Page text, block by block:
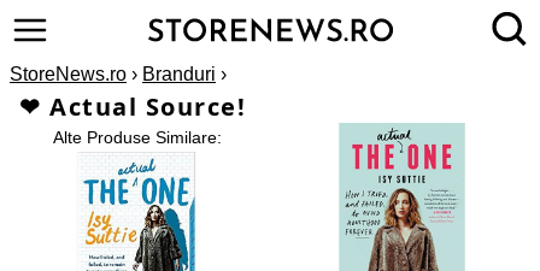
StoreNews.ro › Branduri ›
❤ Actual Source!
Alte Produse Similare:
1
2